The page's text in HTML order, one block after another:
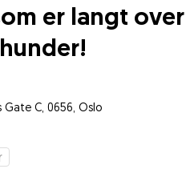
er langt over
Gate C, 0656, Oslo